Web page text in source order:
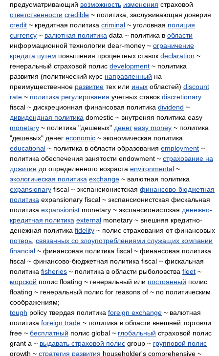
предусматривающий возможность изменения страховой
ответственности credible ~ политика, заслуживающая доверия
credit ~ кредитная политика criminal ~ уголовная полиция
currency ~ валютная политика data ~ политика в области
информационной технологии dear-money ~ ограничение
кредита путем повышения процентных ставок declaration ~
генеральный страховой полис development ~ политика
развития (политический курс направленный на
преимущественное развитие тех или иных областей) discount
rate ~ политика регулирования учетных ставок discretionary
fiscal ~ дискреционная финансовая политика dividend ~
дивидендная политика domestic ~ внутреняя политика easy
monetary ~ политика "дешевых" денег easy money ~ политика
"дешевых" денег economic ~ экономическая политика
educational ~ политика в области образования employment ~
политика обеспечения занятости endowment ~ страхование на
дожитие до определенного возраста environmental ~
экологическая политика exchange ~ валютная политика
expansionary fiscal ~ экспансионистская финансово-бюджетная
политика expansionary fiscal ~ экспансионистская фискальная
политика expansionist monetary ~ экспансионистская денежно-
кредитная политика external monetary ~ внешняя кредитно-
денежная политика fidelity ~ полис страхования от финансовых
потерь связанных со злоупотреблениями служащих компании
financial ~ финансовая политика fiscal ~ финансовая политика
fiscal ~ финансово-бюджетная политика fiscal ~ фискальная
политика fisheries ~ политика в области рыболовства fleet ~
морской полис floating ~ генеральный или постоянный полис
floating ~ генеральный полис for reasons of ~ по политическим
соображениям;
tough policy твердая политика foreign exchange ~ валютная
политика foreign trade ~ политика в области внешней торговли
free ~ бесплатный полис global ~ глобальный страховой полис
grant a ~ выдавать страховой полис group ~ групповой полис
growth ~ стратегия развития householder's comprehensive ~